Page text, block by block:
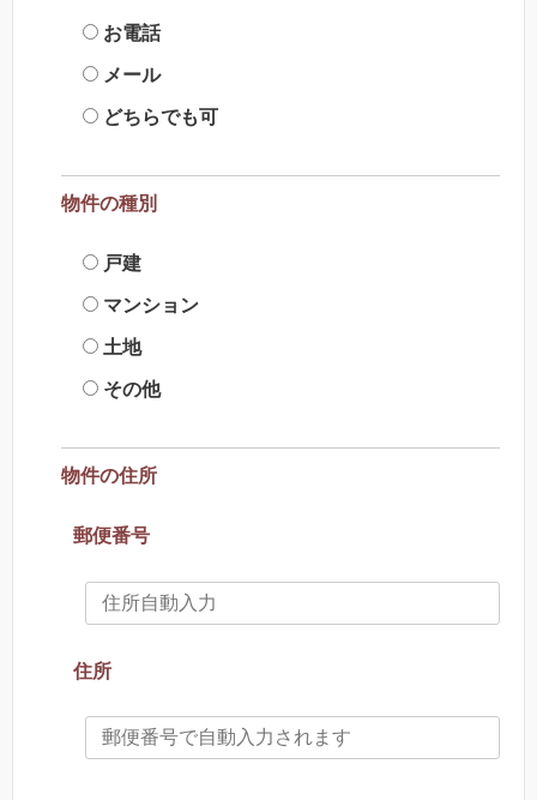
お電話
メール
どちらでも可
物件の種別
戸建
マンション
土地
その他
物件の住所
郵便番号
住所